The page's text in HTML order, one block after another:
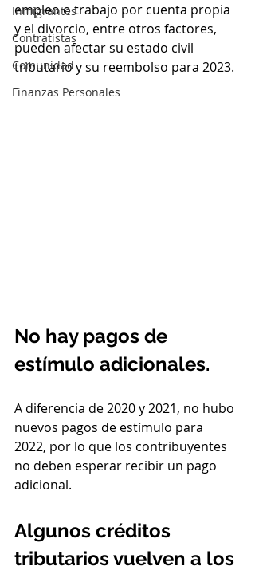
Inmigrantes
Contratistas
Comunidad
Finanzas Personales
empleo o trabajo por cuenta propia
y el divorcio, entre otros factores,
pueden afectar su estado civil
tributario y su reembolso para 2023.
No hay pagos de
estímulo adicionales.
A diferencia de 2020 y 2021, no hubo
nuevos pagos de estímulo para
2022, por lo que los contribuyentes
no deben esperar recibir un pago
adicional.
Algunos créditos
tributarios vuelven a los